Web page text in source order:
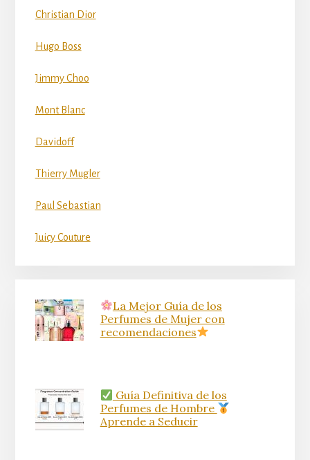
Christian Dior
Hugo Boss
Jimmy Choo
Mont Blanc
Davidoff
Thierry Mugler
Paul Sebastian
Juicy Couture
La Mejor Guía de los
Perfumes de Mujer con
recomendaciones
Guía Definitiva de los
Perfumes de Hombre
Aprende a Seducir